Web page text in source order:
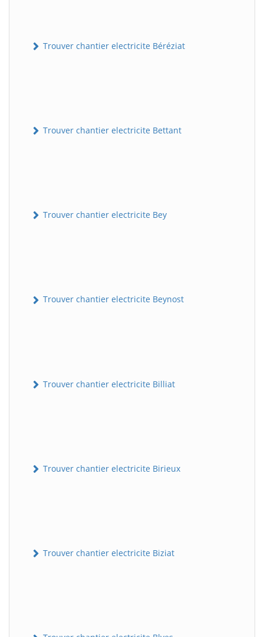
Trouver chantier electricite Béréziat
Trouver chantier electricite Bettant
Trouver chantier electricite Bey
Trouver chantier electricite Beynost
Trouver chantier electricite Billiat
Trouver chantier electricite Birieux
Trouver chantier electricite Biziat